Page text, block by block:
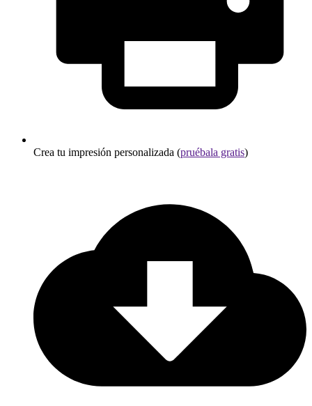
Crea tu impresión personalizada (pruébala gratis)